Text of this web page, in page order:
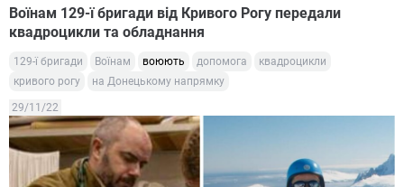
Воїнам 129-ї бригади від Кривого Рогу передали
квадроцикли та обладнання
129-ї бригади Воїнам воюють допомога
квадроцикли
кривого рогу
на Донецькому напрямку
29/11/22